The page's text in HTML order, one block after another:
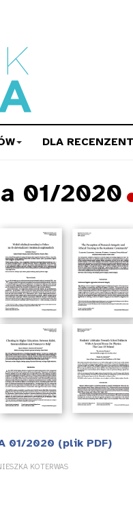
DLA
01/2020
01/2020 (plik PDF)
KOTERWAS